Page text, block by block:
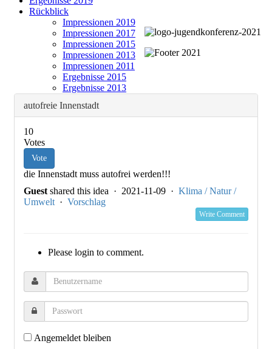
Rückblick
Impressionen 2019
Impressionen 2017
Impressionen 2015
Impressionen 2013
Impressionen 2011
Ergebnisse 2015
Ergebnisse 2013
autofreie Innenstadt
10
Votes
Vote
die Innenstadt muss autofrei werden!!!
Guest shared this idea · 2021-11-09 · Klima / Natur /
Umwelt · Vorschlag
Write Comment
Please login to comment.
Angemeldet bleiben